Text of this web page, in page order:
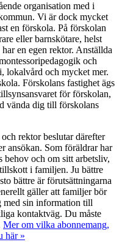
organisation med i
Vi är dock mycket
en förskola. På förskolan
eller barnskötare, helst
en egen rektor. Anställda
och
lokalvård och mycket mer.
Förskolans fastighet ägs
för förskolan,
vända dig till förskolans
rektor beslutar därefter
ansökan. Som föräldrar har
behov och om sitt arbetsliv,
i familjen. Ju bättre
bättre är förutsättningarna
gäller att familjer bör
med sin information till
kontaktväg. Du måste
Mer om vilka abonnemang,
här »